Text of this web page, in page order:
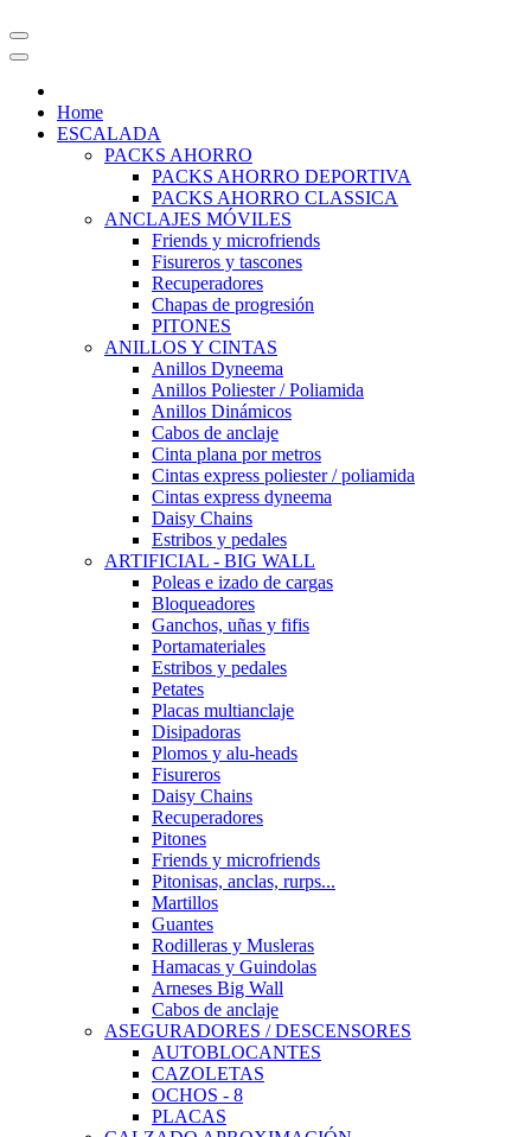
Home
ESCALADA
PACKS AHORRO
PACKS AHORRO DEPORTIVA
PACKS AHORRO CLASSICA
ANCLAJES MÓVILES
Friends y microfriends
Fisureros y tascones
Recuperadores
Chapas de progresión
PITONES
ANILLOS Y CINTAS
Anillos Dyneema
Anillos Poliester / Poliamida
Anillos Dinámicos
Cabos de anclaje
Cinta plana por metros
Cintas express poliester / poliamida
Cintas express dyneema
Daisy Chains
Estribos y pedales
ARTIFICIAL - BIG WALL
Poleas e izado de cargas
Bloqueadores
Ganchos, uñas y fifis
Portamateriales
Estribos y pedales
Petates
Placas multianclaje
Disipadoras
Plomos y alu-heads
Fisureros
Daisy Chains
Recuperadores
Pitones
Friends y microfriends
Pitonisas, anclas, rurps...
Martillos
Guantes
Rodilleras y Musleras
Hamacas y Guindolas
Arneses Big Wall
Cabos de anclaje
ASEGURADORES / DESCENSORES
AUTOBLOCANTES
CAZOLETAS
OCHOS - 8
PLACAS